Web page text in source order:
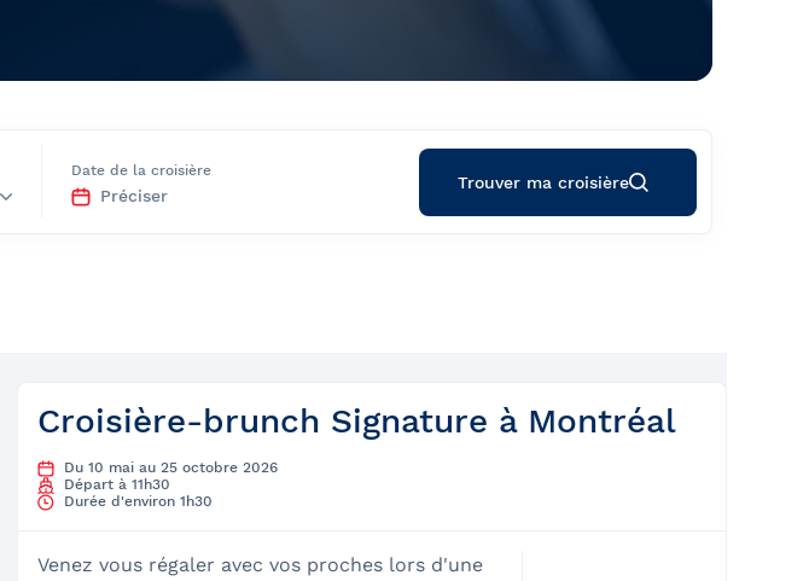
Date de la croisière
Trouver ma croisière
Croisière-brunch Signature à Montréal
Du 10 mai au 25 octobre 2026
Départ à 11h30
Durée d'environ 1h30
Venez vous régaler avec vos proches lors d'une